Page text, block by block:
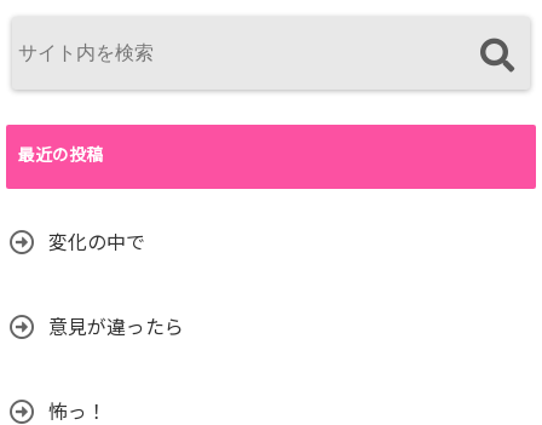
最近の投稿
変化の中で
意見が違ったら
怖っ！